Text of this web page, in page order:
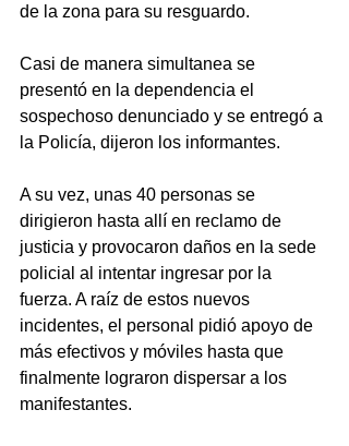
de la zona para su resguardo.
Casi de manera simultanea se
presentó en la dependencia el
sospechoso denunciado y se entregó a
la Policía, dijeron los informantes.
A su vez, unas 40 personas se
dirigieron hasta allí en reclamo de
justicia y provocaron daños en la sede
policial al intentar ingresar por la
fuerza. A raíz de estos nuevos
incidentes, el personal pidió apoyo de
más efectivos y móviles hasta que
finalmente lograron dispersar a los
manifestantes.